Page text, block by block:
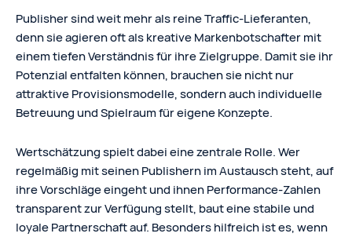
Publisher sind weit mehr als reine Traffic-Lieferanten,
denn sie agieren oft als kreative Markenbotschafter mit
einem tiefen Verständnis für ihre Zielgruppe. Damit sie ihr
Potenzial entfalten können, brauchen sie nicht nur
attraktive Provisionsmodelle, sondern auch individuelle
Betreuung und Spielraum für eigene Konzepte.
Wertschätzung spielt dabei eine zentrale Rolle. Wer
regelmäßig mit seinen Publishern im Austausch steht, auf
ihre Vorschläge eingeht und ihnen Performance-Zahlen
transparent zur Verfügung stellt, baut eine stabile und
loyale Partnerschaft auf. Besonders hilfreich ist es, wenn